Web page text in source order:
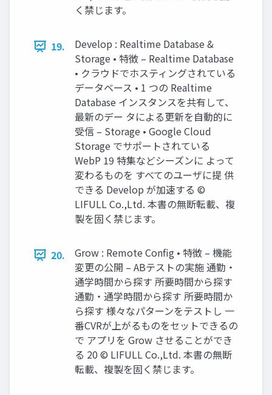
く禁じます。
19.
Develop : Realtime Database &
Storage • 特徴 – Realtime Database
• クラウドでホスティングされている
データベース • 1 つの Realtime
Database インスタンスを共有して、
最新のデー タによる更新を自動的に
受信 – Storage • Google Cloud
Storage でサポートされている
WebP 19 特集などシーズンに よって
変わるものを すべてのユーザに提 供
できる Develop が加速する ©
LIFULL Co.,Ltd. 本書の無断転載、複
製を固く禁じます。
20.
Grow : Remote Config • 特徴 – 機能
変更の公開 – ABテストの実施 通勤・
通学時間から探す 所要時間から探す
通勤・通学時間から探す 所要時間か
ら探す 様々なパターンをテストし 一
番CVRが上がるものをセットできるの
で アプリを Grow させることができ
る 20 © LIFULL Co.,Ltd. 本書の無断
転載、複製を固く禁じます。